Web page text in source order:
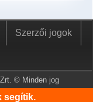
Szerzői jogok
© Minden jog
segítik.